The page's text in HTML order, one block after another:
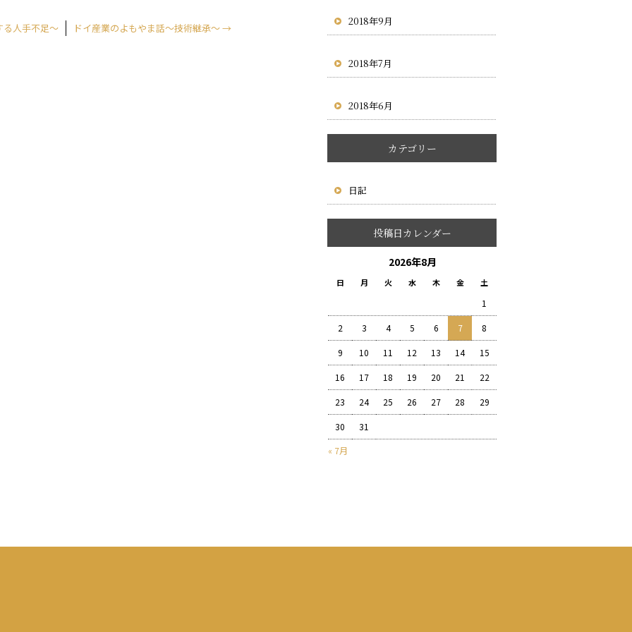
る人手不足～ ドイ産業のよもやま話～技術継承～→
2018年9月
2018年7月
2018年6月
カテゴリー
日記
投稿日カレンダー
2026年8月
日 月 火 水 木 金 土
« 7月
1
2 3 4 5 6 7 8
9 10 11 12 13 14 15
16 17 18 19 20 21 22
23 24 25 26 27 28 29
30 31